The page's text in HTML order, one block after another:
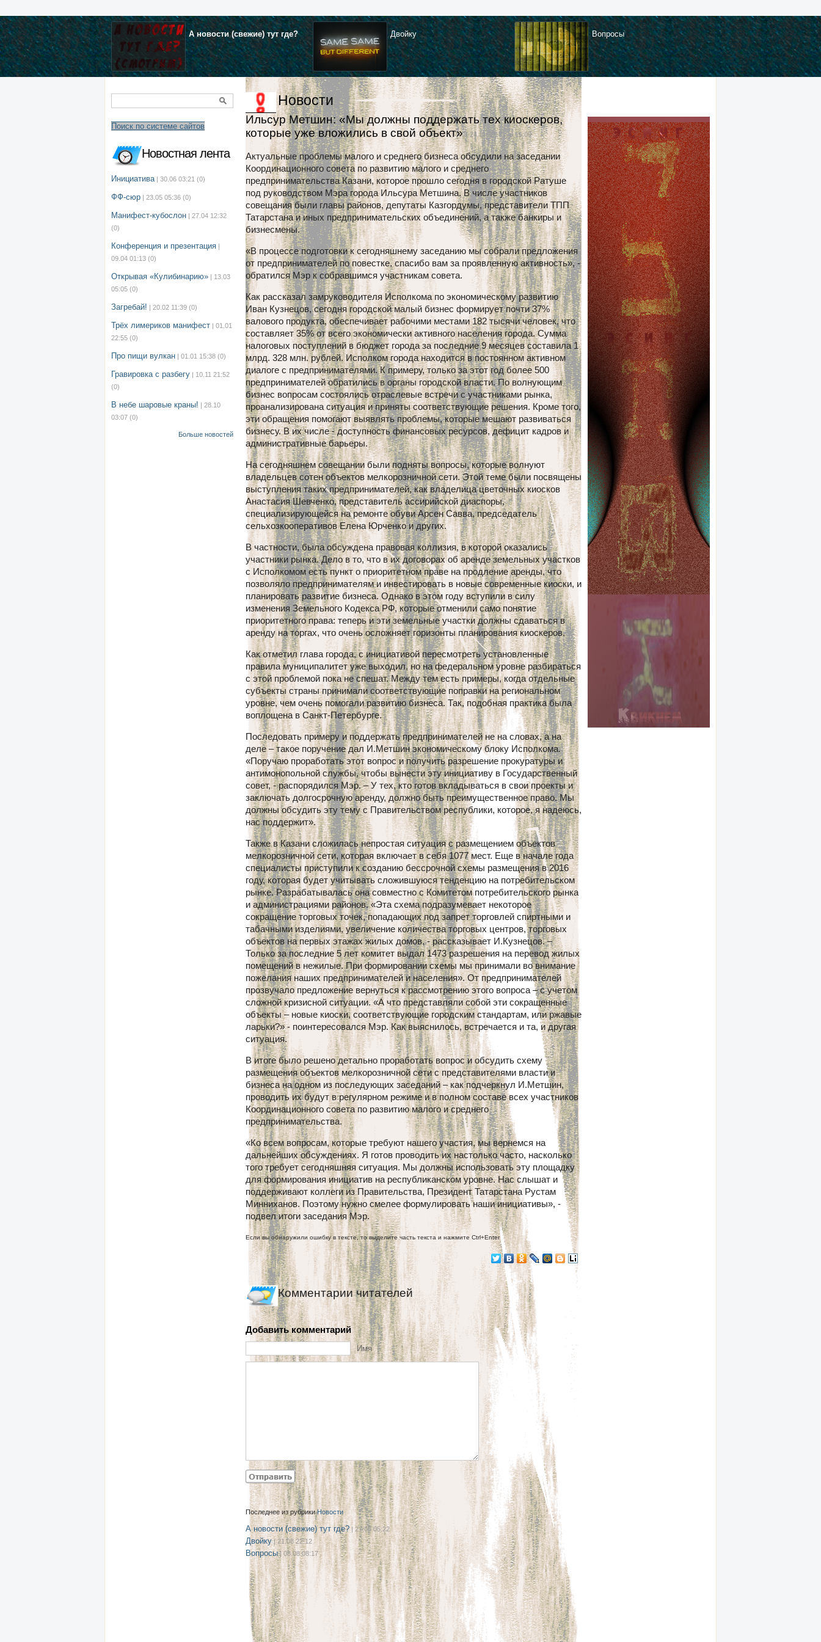
А новости (свежие) тут где? Двойку Вопросы
Поиск по системе сайтов
Новостная лента
Инициатива | 30.06 03:21 (0)
ФФ-сюр | 23.05 05:36 (0)
Манифест-кубослон | 27.04 12:32
(0)
Конференция и презентация |
09.04 01:13 (0)
Открывая «Кулибинарию» | 13.03
05:05 (0)
Загребай! | 20.02 11:39 (0)
Трёх лимериков манифест | 01.01
22:55 (0)
Про пищи вулкан | 01.01 15:38 (0)
Гравировка с разбегу | 10.11 21:52
(0)
В небе шаровые краны! | 28.10
03:07 (0)
Больше новостей
Новости
Ильсур Метшин: «Мы должны поддержать тех киоскеров,
которые уже вложились в свой объект»| 24.11.2015 г. в 15:09
Актуальные проблемы малого и среднего бизнеса обсудили на заседании
Координационного совета по развитию малого и среднего
предпринимательства Казани, которое прошло сегодня в городской Ратуше
под руководством Мэра города Ильсура Метшина. В числе участников
совещания были главы районов, депутаты Казгордумы, представители ТПП
Татарстана и иных предпринимательских объединений, а также банкиры и
бизнесмены.
«В процессе подготовки к сегодняшнему заседанию мы собрали предложения
от предпринимателей по повестке, спасибо вам за проявленную активность», -
обратился Мэр к собравшимся участникам совета.
Как рассказал замруководителя Исполкома по экономическому развитию
Иван Кузнецов, сегодня городской малый бизнес формирует почти 37%
валового продукта, обеспечивает рабочими местами 182 тысячи человек, что
составляет 35% от всего экономически активного населения города. Сумма
налоговых поступлений в бюджет города за последние 9 месяцев составила 1
млрд. 328 млн. рублей. Исполком города находится в постоянном активном
диалоге с предпринимателями. К примеру, только за этот год более 500
предпринимателей обратились в органы городской власти. По волнующим
бизнес вопросам состоялись отраслевые встречи с участниками рынка,
проанализирована ситуация и приняты соответствующие решения. Кроме того,
эти обращения помогают выявлять проблемы, которые мешают развиваться
бизнесу. В их числе - доступность финансовых ресурсов, дефицит кадров и
административные барьеры.
На сегодняшнем совещании были подняты вопросы, которые волнуют
владельцев сотен объектов мелкорозничной сети. Этой теме были посвящены
выступления таких предпринимателей, как владелица цветочных киосков
Анастасия Шевченко, представитель ассирийской диаспоры,
специализирующейся на ремонте обуви Арсен Савва, председатель
сельхозкооперативов Елена Юрченко и других.
В частности, была обсуждена правовая коллизия, в которой оказались
участники рынка. Дело в то, что в их договорах об аренде земельных участков
с Исполкомом есть пункт о приоритетном праве на продление аренды, что
позволяло предпринимателям и инвестировать в новые современные киоски, и
планировать развитие бизнеса. Однако в этом году вступили в силу
изменения Земельного Кодекса РФ, которые отменили само понятие
приоритетного права: теперь и эти земельные участки должны сдаваться в
аренду на торгах, что очень осложняет горизонты планирования киоскеров.
Как отметил глава города, с инициативой пересмотреть установленные
правила муниципалитет уже выходил, но на федеральном уровне разбираться
с этой проблемой пока не спешат. Между тем есть примеры, когда отдельные
субъекты страны принимали соответствующие поправки на региональном
уровне, чем очень помогали развитию бизнеса. Так, подобная практика была
воплощена в Санкт-Петербурге.
Последовать примеру и поддержать предпринимателей не на словах, а на
деле – такое поручение дал И.Метшин экономическому блоку Исполкома.
«Поручаю проработать этот вопрос и получить разрешение прокуратуры и
антимонопольной службы, чтобы вынести эту инициативу в Государственный
совет, - распорядился Мэр. – У тех, кто готов вкладываться в свои проекты и
заключать долгосрочную аренду, должно быть преимущественное право. Мы
должны обсудить эту тему с Правительством республики, которое, я надеюсь,
нас поддержит».
Также в Казани сложилась непростая ситуация с размещением объектов
мелкорозничной сети, которая включает в себя 1077 мест. Еще в начале года
специалисты приступили к созданию бессрочной схемы размещения в 2016
году, которая будет учитывать сложившуюся тенденцию на потребительском
рынке. Разрабатывалась она совместно с Комитетом потребительского рынка
и администрациями районов. «Эта схема подразумевает некоторое
сокращение торговых точек, попадающих под запрет торговлей спиртными и
табачными изделиями, увеличение количества торговых центров, торговых
объектов на первых этажах жилых домов, - рассказывает И.Кузнецов. –
Только за последние 5 лет комитет выдал 1473 разрешения на перевод жилых
помещений в нежилые. При формировании схемы мы принимали во внимание
пожелания наших предпринимателей и населения». От предпринимателей
прозвучало предложение вернуться к рассмотрению этого вопроса – с учетом
сложной кризисной ситуации. «А что представляли собой эти сокращенные
объекты – новые киоски, соответствующие городским стандартам, или ржавые
ларьки?» - поинтересовался Мэр. Как выяснилось, встречается и та, и другая
ситуация.
В итоге было решено детально проработать вопрос и обсудить схему
размещения объектов мелкорозничной сети с представителями власти и
бизнеса на одном из последующих заседаний – как подчеркнул И.Метшин,
проводить их будут в регулярном режиме и в полном составе всех участников
Координационного совета по развитию малого и среднего
предпринимательства.
«Ко всем вопросам, которые требуют нашего участия, мы вернемся на
дальнейших обсуждениях. Я готов проводить их настолько часто, насколько
того требует сегодняшняя ситуация. Мы должны использовать эту площадку
для формирования инициатив на республиканском уровне. Нас слышат и
поддерживают коллеги из Правительства, Президент Татарстана Рустам
Минниханов. Поэтому нужно смелее формулировать наши инициативы», -
подвел итоги заседания Мэр.
Если вы обнаружили ошибку в тексте, то выделите часть текста и нажмите Ctrl+Enter
Комментарии читателей
Добавить комментарий
Имя
Последнее из рубрикиНовости
А новости (свежие) тут где? | 27.08 05:22
Двойку| 21.08 22:12
Вопросы| 08.08 08:17